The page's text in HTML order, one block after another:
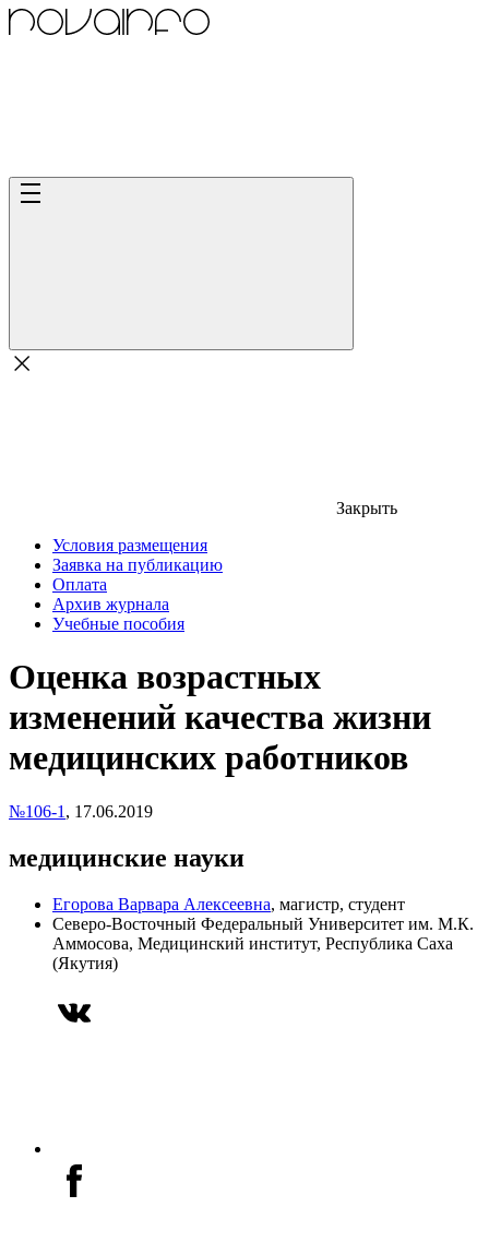
Закрыть
Условия размещения
Заявка на публикацию
Оплата
Архив журнала
Учебные пособия
Оценка возрастных
изменений качества жизни
медицинских работников
№106-1 , 17.06.2019
медицинские науки
Егорова Варвара Алексеевна, магистр, студент
Северо-Восточный Федеральный Университет им. М.К.
Аммосова, Медицинский институт, Республика Саха
(Якутия)